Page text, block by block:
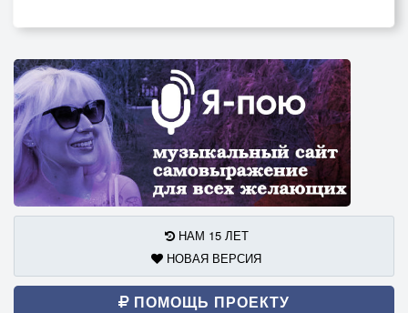
НАМ 15 ЛЕТ
НОВАЯ ВЕРСИЯ
ПОМОЩЬ ПРОЕКТУ